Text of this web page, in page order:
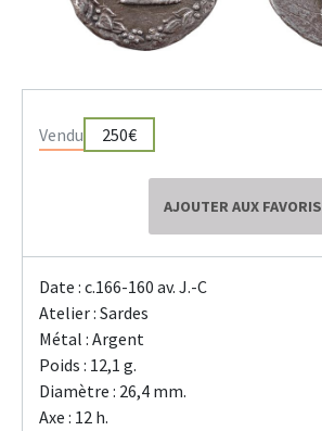
Vendu 250€
AJOUTER AUX FAVORIS
Date : c.166-160 av. J.-C
Atelier : Sardes
Métal : Argent
Poids : 12,1 g.
Diamètre : 26,4 mm.
Axe : 12 h.